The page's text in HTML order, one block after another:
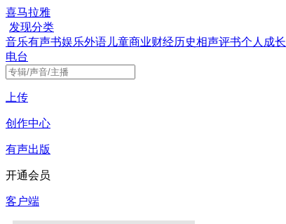
喜马拉雅
发现分类
音乐有声书娱乐外语 儿童商业财经历史相声评书个人成长
电台
上传
创作中心
有声出版
开通会员
客户端